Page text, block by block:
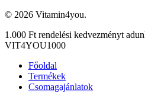
© 2026 Vitamin4you.
Close
Menu
1.000 Ft rendelési kedvezményt
VIT4YOU1000
Főoldal
Termékek
Csomagajánlatok